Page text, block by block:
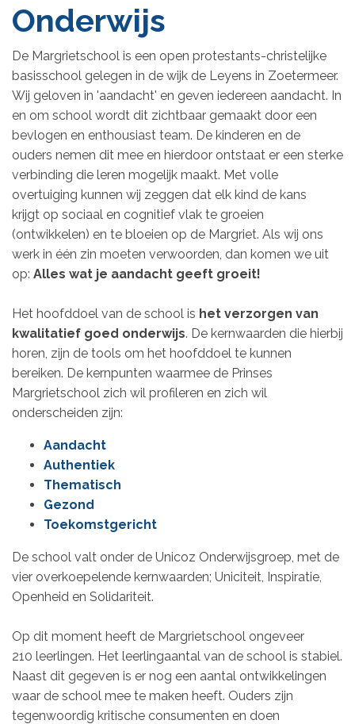
Onderwijs
De Margrietschool is een open protestants-christelijke
basisschool gelegen in de wijk de Leyens in Zoetermeer.
Wij geloven in 'aandacht' en geven iedereen aandacht. In
en om school wordt dit zichtbaar gemaakt door een
bevlogen en enthousiast team. De kinderen en de
ouders nemen dit mee en hierdoor ontstaat er een sterke
verbinding die leren mogelijk maakt. Met volle
overtuiging kunnen wij zeggen dat elk kind de kans
krijgt op sociaal en cognitief vlak te groeien
(ontwikkelen) en te bloeien op de Margriet. Als wij ons
werk in één zin moeten verwoorden, dan komen we uit
op: Alles wat je aandacht geeft groeit!
Het hoofddoel van de school is het verzorgen van
kwalitatief goed onderwijs. De kernwaarden die hierbij
horen, zijn de tools om het hoofddoel te kunnen
bereiken. De kernpunten waarmee de Prinses
Margrietschool zich wil profileren en zich wil
onderscheiden zijn:
Aandacht
Authentiek
Thematisch
Gezond
Toekomstgericht
De school valt onder de Unicoz Onderwijsgroep, met de
vier overkoepelende kernwaarden; Uniciteit, Inspiratie,
Openheid en Solidariteit.
Op dit moment heeft de Margrietschool ongeveer
210 leerlingen. Het leerlingaantal van de school is stabiel.
Naast dit gegeven is er nog een aantal ontwikkelingen
waar de school mee te maken heeft. Ouders zijn
tegenwoordig kritische consumenten en doen